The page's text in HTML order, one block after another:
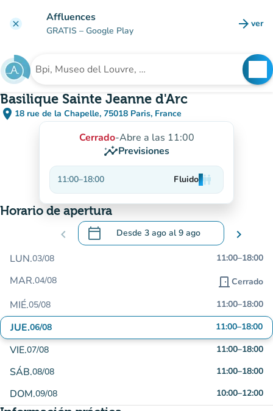
clear Affluences
GRATIS – Google Play arrow_forward ver
Buscar un establecimiento
Basilique Sainte Jeanne d'Arc
place 18 rue de la Chapelle, 75018 Paris, France
(abrir en Google Maps)
(nueva pestaña)
Cerrado-Abre a las 11:00
insightsPrevisiones
11:00–18:00 Fluidoman
man
man
Horario de apertura
chevron_left calendar_today Desde 3 ago al9 ago
.Abra el calendario para cambiar las
chevron_right
LUN.03/08 11:00–18:00
MAR.04/08 door_front Cerrado
MIÉ.05/08 11:00–18:00
JUE.06/08 11:00–18:00
VIE.07/08 11:00–18:00
SÁB.08/08 11:00–18:00
DOM.09/08 10:00–12:00